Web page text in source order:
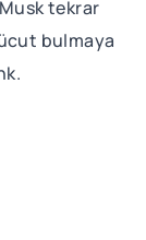
tekrar
bulmaya